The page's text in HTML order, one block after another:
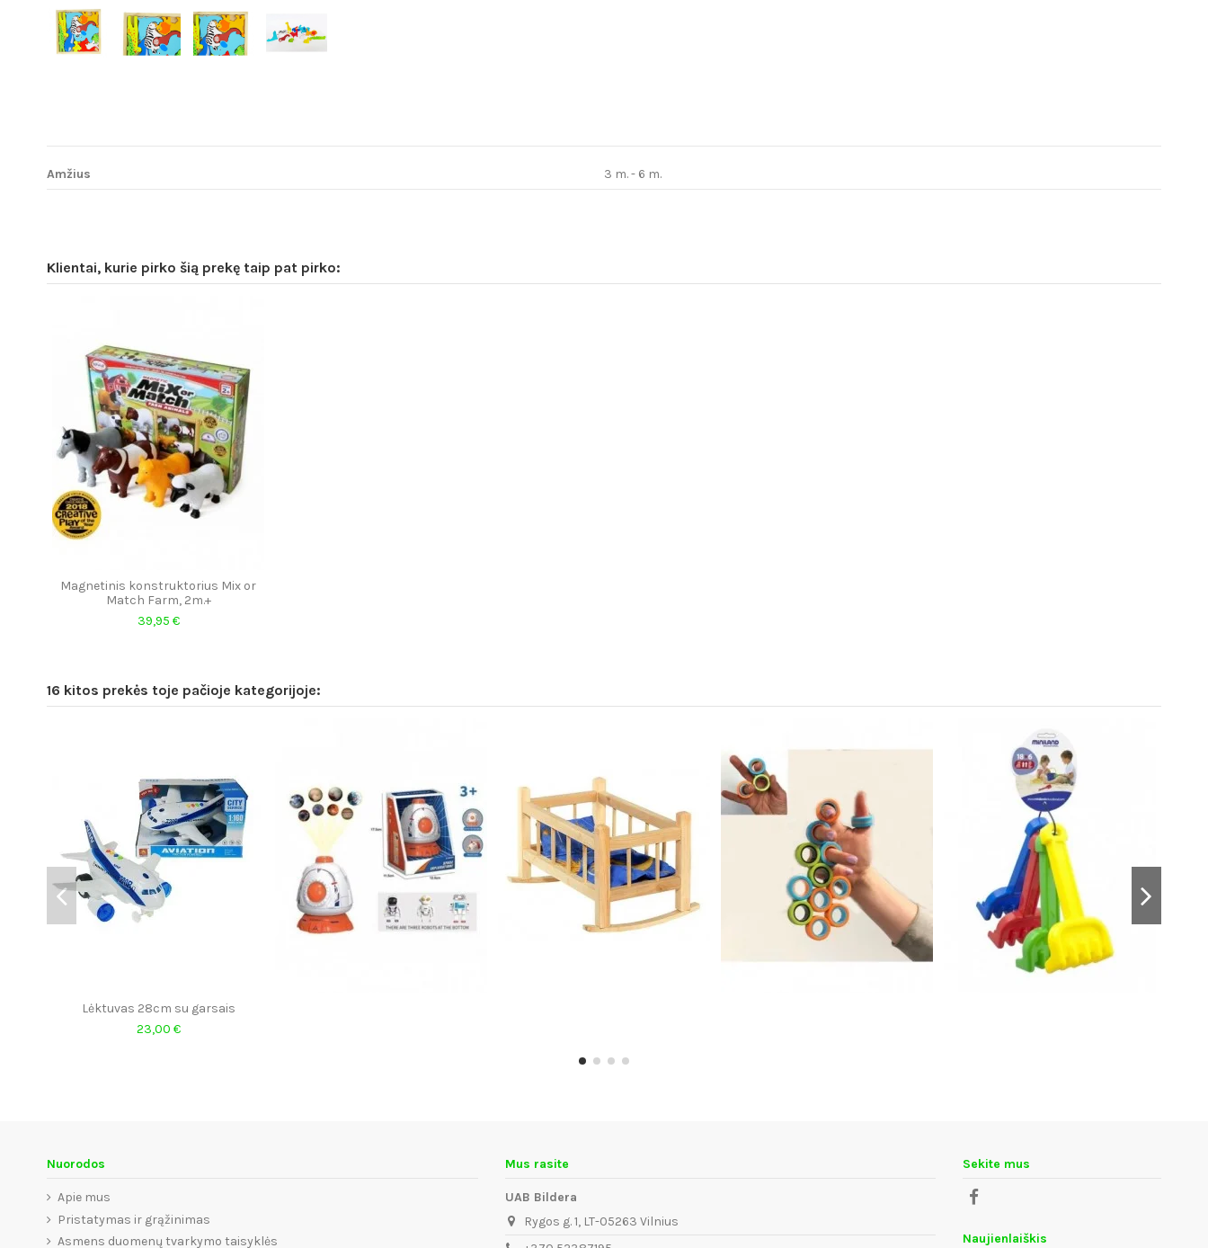
Amžius 3 m. - 6 m.
Klientai, kurie pirko šią prekę taip pat pirko:
Magnetinis konstruktorius Mix or
Match Farm, 2m.+
39,95 €
16 kitos prekės toje pačioje kategorijoje:
Lėktuvas 28cm su garsais
23,00 €
Nuorodos
Apie mus
Pristatymas ir grąžinimas
Asmens duomenų tvarkymo taisyklės
Mus rasite
UAB Bildera
Rygos g. 1, LT-05263 Vilnius
Sekite mus
Naujienlaiškis